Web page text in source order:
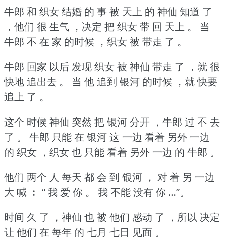
牛郎 和 织女 结婚 的 事 被 天上 的 神仙 知道 了
，他们 很 生气 ，决定 把 织女 带 回 天上 。
当
牛郎 不 在 家 的时候 ，织女 被 带走 了 。
牛郎 回家 以后 发现 织女 被 神仙 带走 了 ，就 很
快地 追出去 。
当 他 追到 银河 的时候 ，就 快要
追上 了 。
这个 时候 神仙 突然 把 银河 分开 ，牛郎 过 不 去
了 。
牛郎 只能 在 银河 这 一边 看着 另外 一边
的 织女 ，织女 也 只能 看着 另外 一边 的 牛郎 。
他们 两个 人 每天 都 会 到 银河 ， 对 着 另 一边
大 喊 ︰ “ 我 爱 你 。
我 不能 没有 你 …”。
时间 久 了 ，神仙 也 被 他们 感动 了 ，所以 决定
让 他们 在 每年 的 七月 七日 见面 。